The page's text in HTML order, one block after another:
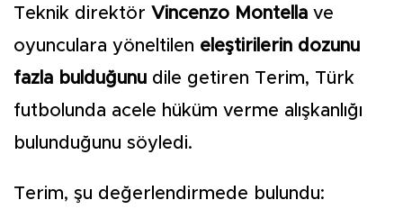
Teknik direktör Vincenzo Montella ve
oyunculara yöneltilen eleştirilerin dozunu
fazla bulduğunu dile getiren Terim, Türk
futbolunda acele hüküm verme alışkanlığı
bulunduğunu söyledi.
Terim, şu değerlendirmede bulundu: